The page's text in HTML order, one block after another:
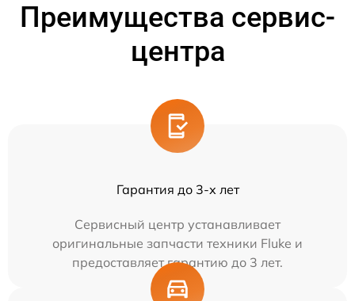
Преимущества сервис-
центра
Гарантия до 3-х лет
Сервисный центр устанавливает
оригинальные запчасти техники Fluke и
предоставляет гарантию до 3 лет.